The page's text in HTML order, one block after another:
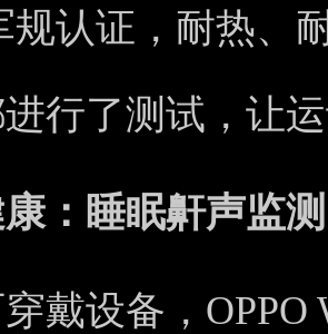
规认证，耐热、
行了测试，让
：睡眠鼾声监
戴设备，OPPO